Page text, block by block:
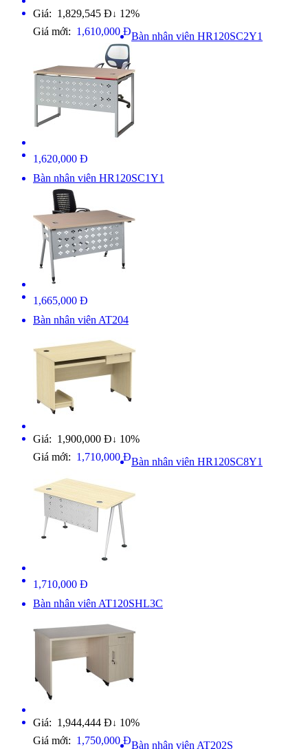
Giá: 1,829,545 Đ ↓ 12%
Giá mới: 1,610,000 ĐBàn nhân viên HR120SC2Y1
1,620,000 Đ
Bàn nhân viên HR120SC1Y1
1,665,000 Đ
Bàn nhân viên AT204
Giá: 1,900,000 Đ ↓ 10%
Giá mới: 1,710,000 ĐBàn nhân viên HR120SC8Y1
1,710,000 Đ
Bàn nhân viên AT120SHL3C
Giá: 1,944,444 Đ ↓ 10%
Giá mới: 1,750,000 ĐBàn nhân viên AT202S